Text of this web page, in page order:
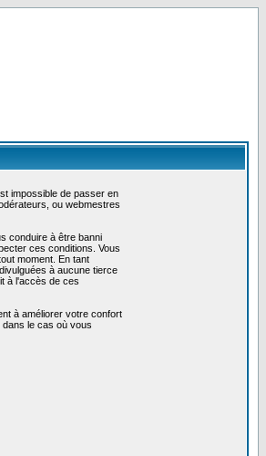
impossible de passer en
ou webmestres
conduire à être banni
ces conditions. Vous
moment. En tant
à aucune tierce
à l'accès de ces
à améliorer votre confort
le cas où vous